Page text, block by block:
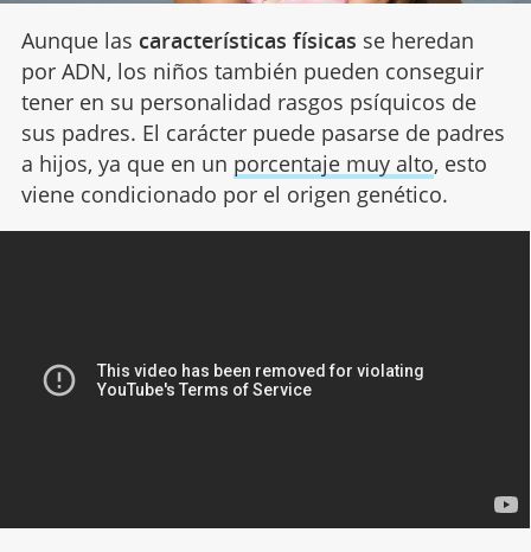
Aunque las características físicas se heredan
por ADN, los niños también pueden conseguir
tener en su personalidad rasgos psíquicos de
sus padres. El carácter puede pasarse de padres
a hijos, ya que en un porcentaje muy alto, esto
viene condicionado por el origen genético.